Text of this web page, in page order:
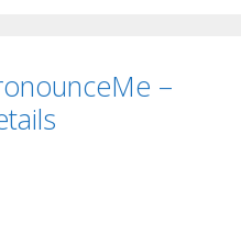
–